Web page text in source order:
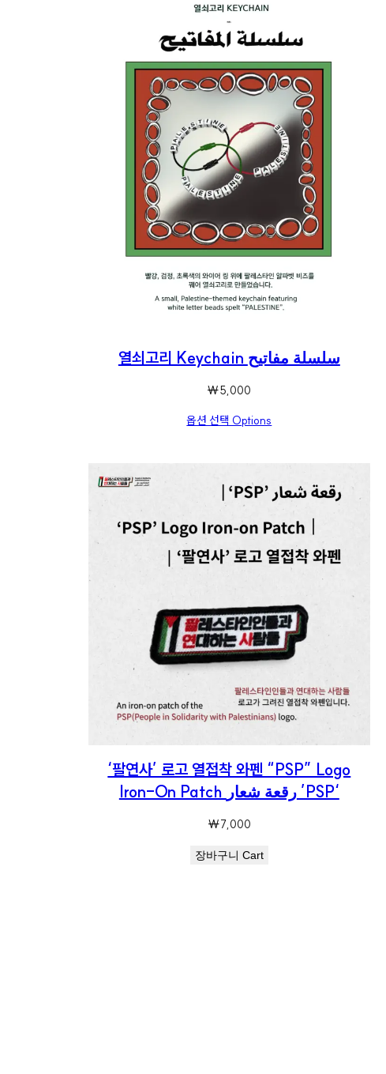
열쇠고리 Keychain سلسلة مفاتيح
₩5,000
옵션 선택 Options
‘팔연사’ 로고 열접착 와펜 “PSP” Logo
Iron-On Patch رقعة شعار ’PSP‘
₩7,000
장바구니 Cart